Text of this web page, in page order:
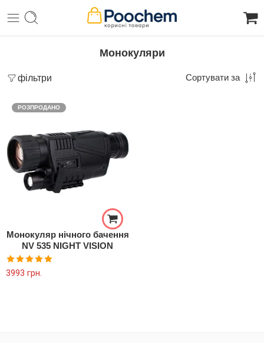
Монокуляри
фільтри Сортувати за
РОЗПРОДАНО
Монокуляр нічного бачення
NV 535 NIGHT VISION
Оцінено в
3993 грн.